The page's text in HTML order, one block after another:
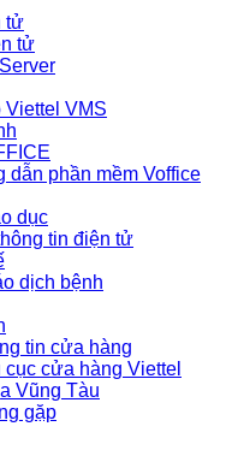
tử
tử
Viettel VMS
dẫn phần mềm Voffice
dục
tin điện tử
dịch bệnh
tin cửa hàng
cửa hàng Viettel
Vũng Tàu
gặp